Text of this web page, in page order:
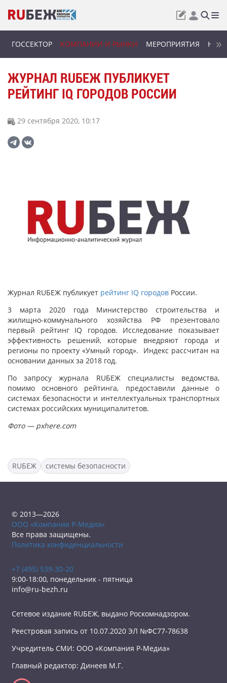
ГОССЕКТОР КОМПАНИИ И РЫНКИ МЕРОПРИЯТИЯ
ЖУРНАЛ RUБЕЖ ПУБЛИКУЕТ
РЕЙТИНГ IQ ГОРОДОВ РОССИИ
29 сентября 2020, 10:17
Журнал RUБЕЖ публикует рейтинг IQ городов России.
3 марта 2020 года Министерство строительства и
жилищно-коммунального хозяйства РФ презентовало
первый рейтинг IQ городов. Исследование показывает
эффективность решений, которые внедряют города и
регионы по проекту «Умный город». Индекс рассчитан на
основании данных за 2018 год.
По запросу журнала RUБЕЖ специалисты ведомства,
помимо основного рейтинга, предоставили данные о
системах безопасности и интеллектуальных транспортных
системах российских муниципалитетов.
Фото — pxhere.com
RUБЕЖ системы безопасности
© 2013—2026
ООО «Компания Р-Медиа»
Все права защищены.
Политика конфиденциальности
+7 (495) 539-30-20
9:00-18:00, понедельник - пятница
info@ru-bezh.ru
Сетевое издание RUБЕЖ, выдано Роскомнадзором.
Реестровая запись от 10.07.2020 ЭЛ №ФС77-78638
Учредитель СМИ: ООО «Компания Р-Медиа»
Главный редактор: Динеев М.Г.